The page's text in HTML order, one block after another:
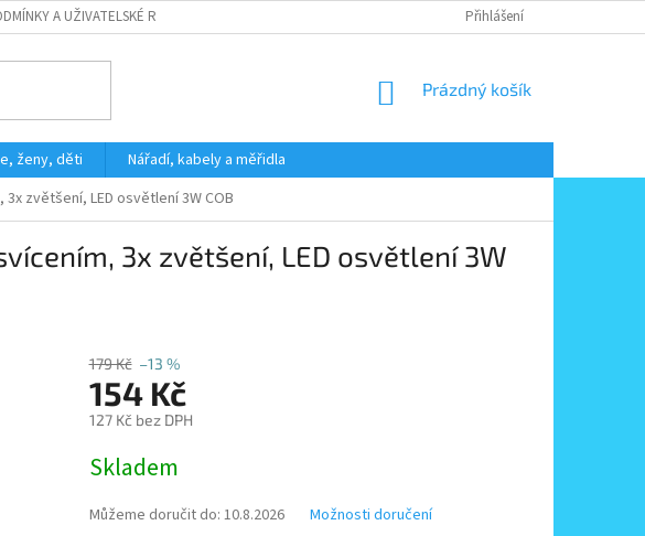
A UŽIVATELSKÉ RADY KONTAKT
Přihlášení
NÁKUPNÍ
Prázdný košík
ženy, děti
Nářadí, kabely a měřidla
3x zvětšení, LED osvětlení 3W COB
3x zvětšení, LED osvětlení 3W
179 Kč –13 %
154 Kč
127 Kč bez DPH
cena:
Skladem
Můžeme doručit do: 10.8.2026 Možnosti doručení